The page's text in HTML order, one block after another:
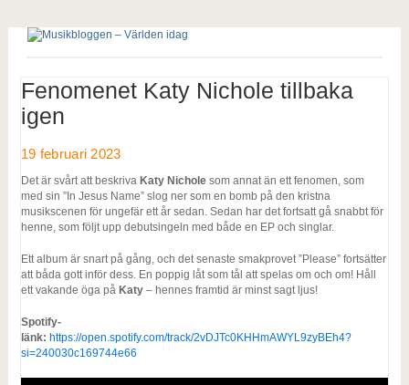
Fenomenet Katy Nichole tillbaka
igen
19 februari 2023
Det är svårt att beskriva Katy Nichole som annat än ett fenomen, som
med sin ”In Jesus Name” slog ner som en bomb på den kristna
musikscenen för ungefär ett år sedan. Sedan har det fortsatt gå snabbt för
henne, som följt upp debutsingeln med både en EP och singlar.
Ett album är snart på gång, och det senaste smakprovet ”Please” fortsätter
att båda gott inför dess. En poppig låt som tål att spelas om och om! Håll
ett vakande öga på Katy – hennes framtid är minst sagt ljus!
Spotify-
länk: https://open.spotify.com/track/2vDJTc0KHHmAWYL9zyBEh4?
si=240030c169744e66